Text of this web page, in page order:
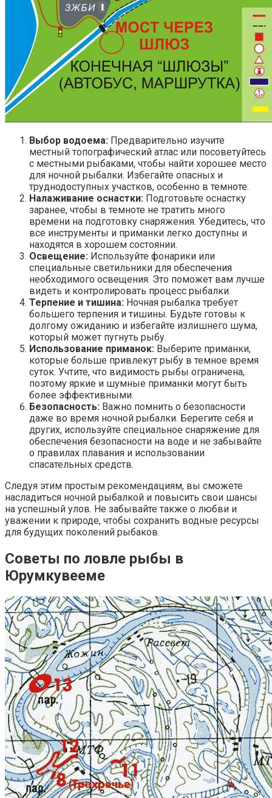
Выбор водоема: Предварительно изучите
местный топографический атлас или посоветуйтесь
с местными рыбаками, чтобы найти хорошее место
для ночной рыбалки. Избегайте опасных и
труднодоступных участков, особенно в темноте.
Налаживание оснастки: Подготовьте оснастку
заранее, чтобы в темноте не тратить много
времени на подготовку снаряжения. Убедитесь, что
все инструменты и приманки легко доступны и
находятся в хорошем состоянии.
Освещение: Используйте фонарики или
специальные светильники для обеспечения
необходимого освещения. Это поможет вам лучше
видеть и контролировать процесс рыбалки.
Терпение и тишина: Ночная рыбалка требует
большего терпения и тишины. Будьте готовы к
долгому ожиданию и избегайте излишнего шума,
который может пугнуть рыбу.
Использование приманок: Выберите приманки,
которые больше привлекут рыбу в темное время
суток. Учтите, что видимость рыбы ограничена,
поэтому яркие и шумные приманки могут быть
более эффективными.
Безопасность: Важно помнить о безопасности
даже во время ночной рыбалки. Берегите себя и
других, используйте специальное снаряжение для
обеспечения безопасности на воде и не забывайте
о правилах плавания и использовании
спасательных средств.
Следуя этим простым рекомендациям, вы сможете
насладиться ночной рыбалкой и повысить свои шансы
на успешный улов. Не забывайте также о любви и
уважении к природе, чтобы сохранить водные ресурсы
для будущих поколений рыбаков.
Советы по ловле рыбы в
Юрумкувееме